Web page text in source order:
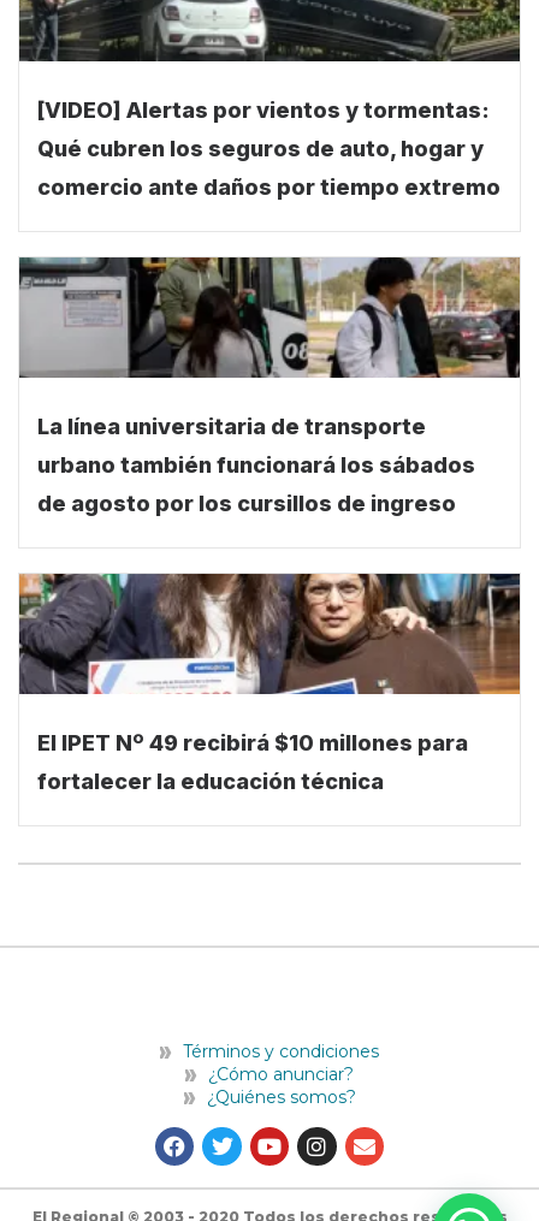
[VIDEO] Alertas por vientos y tormentas:
Qué cubren los seguros de auto, hogar y
comercio ante daños por tiempo extremo
La línea universitaria de transporte
urbano también funcionará los sábados
de agosto por los cursillos de ingreso
El IPET Nº 49 recibirá $10 millones para
fortalecer la educación técnica
Términos y condiciones
¿Cómo anunciar?
¿Quiénes somos?
a
c
e
b
w
i
t
t
o
u
t
u
n
s
t
n
v
e
El Regional © 2003 - 2020 Todos los derechos reservados